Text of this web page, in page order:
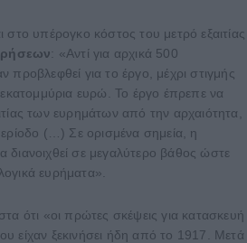
στο υπέρογκο κόστος του μετρό εξαιτίας
: «Αντί για αρχικά 500
προβλεφθεί για το έργο, μέχρι στιγμής
ευρώ. Το έργο έπρεπε να
των ευρημάτων από την αρχαιότητα,
(…) Σε ορισμένα σημεία, η
σε μεγαλύτερο βάθος ώστε
ευρήματα».
ότι «οι πρώτες σκέψεις για κατασκευή
είχαν ξεκινήσει ήδη από το 1917. Μετά